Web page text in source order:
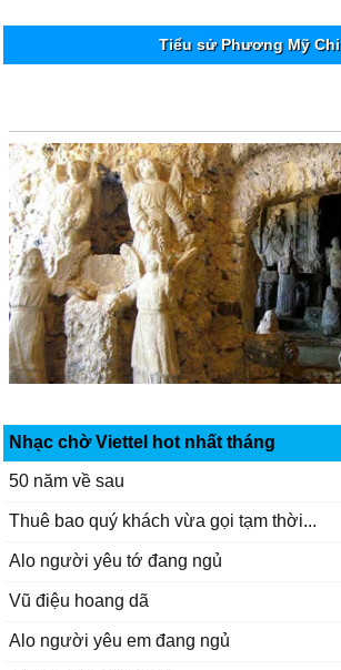
Tiểu sử Phương Mỹ Chi
Nhạc chờ Viettel hot nhất tháng
50 năm về sau
Thuê bao quý khách vừa gọi tạm thời...
Alo người yêu tớ đang ngủ
Vũ điệu hoang dã
Alo người yêu em đang ngủ